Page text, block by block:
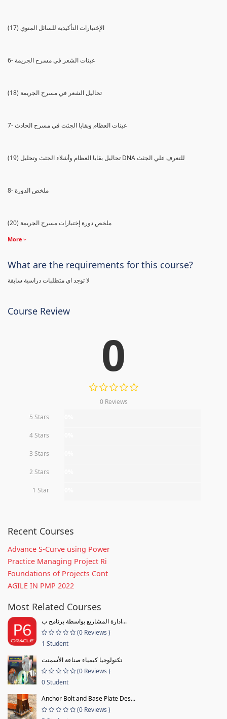
(17) الإختبارات التأكيدية للسائل المنوي
6- عينات الشعر في مسرح الجريمة
(18) تحاليل الشعر في مسرح الجريمة
7- عينات العظام وبقايا الجثث في مسرح الحادث
(19) تحاليل بقايا العظام وأشلاء الجثث وتحليل DNA للتعرف علي الجثث
8- ملخص الدورة
(20) ملخص دورة إختبارات مسرح الجريمة
More
What are the requirements for this course?
لا توجد اي متطلبات دراسية سابقة
Course Review
0
0 Reviews
5 Stars
4 Stars
3 Stars
2 Stars
1 Star
Recent Courses
Advance S-Curve using Power
Practice Managing Project Ri
Foundations of Projects Cont
AGILE IN PMP 2022
Most Related Courses
ادارة المشاريع بواسطة برنامج ب...
(0 Reviews )
1 Student
تكنولوجيا كيمياء صناعة الأسمنت
(0 Reviews )
0 Student
Anchor Bolt and Base Plate Des...
(0 Reviews )